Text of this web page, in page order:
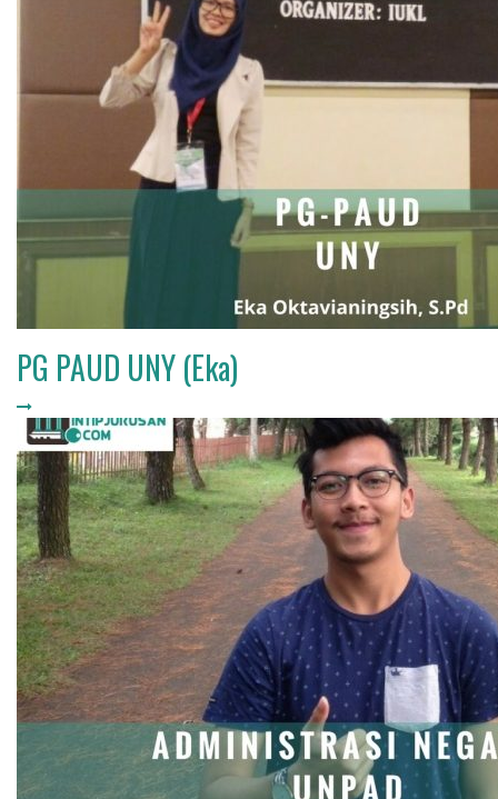
PG PAUD UNY (Eka)